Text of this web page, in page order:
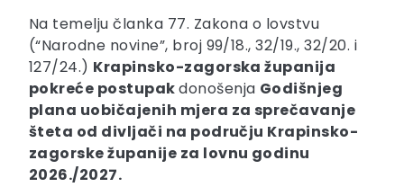
Na temelju članka 77. Zakona o lovstvu
(“Narodne novine”, broj 99/18., 32/19., 32/20. i
127/24.) Krapinsko-zagorska županija
pokreće postupakdonošenja Godišnjeg
plana uobičajenih mjera za sprečavanje
šteta od divljači na području Krapinsko-
zagorske županije za lovnu godinu
2026./2027.